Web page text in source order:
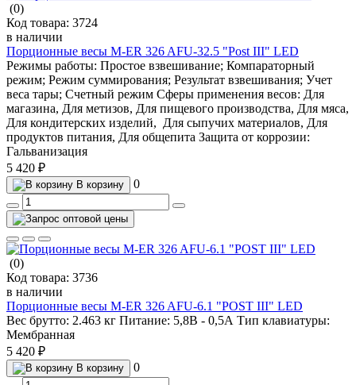
(0)
Код товара: 3724
в наличии
Порционные весы M-ER 326 AFU-32.5 "Post III" LED
Режимы работы: Простое взвешивание; Компараторный
режим; Режим суммирования; Результат взвешивания; Учет
веса тары; Счетный режим Сферы применения весов: Для
магазина, Для метизов, Для пищевого производства, Для мяса,
Для кондитерских изделий, Для сыпучих материалов, Для
продуктов питания, Для общепита Защита от коррозии:
Гальванизация
5 420 ₽
В корзину 0
(0)
Код товара: 3736
в наличии
Порционные весы M-ER 326 AFU-6.1 "POST III" LED
Вес брутто: 2.463 кг Питание: 5,8В - 0,5А Тип клавиатуры:
Мембранная
5 420 ₽
В корзину 0